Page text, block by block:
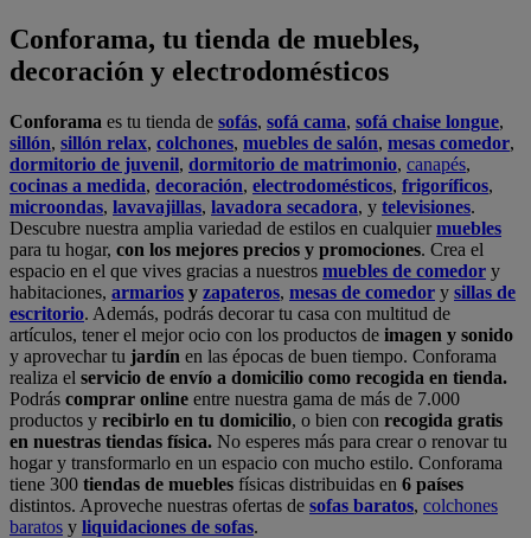
Conforama, tu tienda de muebles,
decoración y electrodomésticos
Conforama es tu tienda de sofás, sofá cama, sofá chaise longue,
sillón, sillón relax, colchones, muebles de salón, mesas comedor,
dormitorio de juvenil, dormitorio de matrimonio, canapés,
cocinas a medida, decoración, electrodomésticos, frigoríficos,
microondas, lavavajillas, lavadora secadora, y televisiones.
Descubre nuestra amplia variedad de estilos en cualquiermuebles
para tu hogar, con los mejores precios y promociones. Crea el
espacio en el que vives gracias a nuestros muebles de comedor y
habitaciones, armarios y zapateros, mesas de comedor y sillas de
escritorio. Además, podrás decorar tu casa con multitud de
artículos, tener el mejor ocio con los productos de imagen y sonido
y aprovechar tu jardín en las épocas de buen tiempo. Conforama
realiza el servicio de envío a domicilio como recogida en tienda.
Podrás comprar online entre nuestra gama de más de 7.000
productos y recibirlo en tu domicilio, o bien con recogida gratis
en nuestras tiendas física. No esperes más para crear o renovar tu
hogar y transformarlo en un espacio con mucho estilo. Conforama
tiene 300 tiendas de muebles físicas distribuidas en 6 países
distintos. Aproveche nuestras ofertas de sofas baratos, colchones
baratos y liquidaciones de sofas.